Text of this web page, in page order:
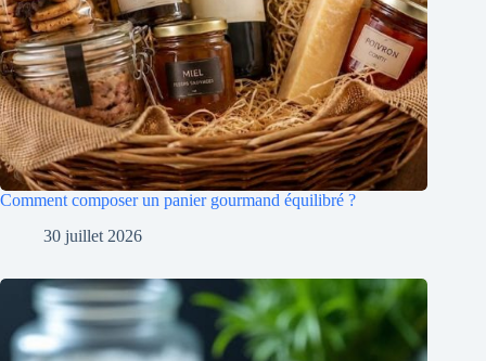
Comment composer un panier gourmand équilibré ?
30 juillet 2026